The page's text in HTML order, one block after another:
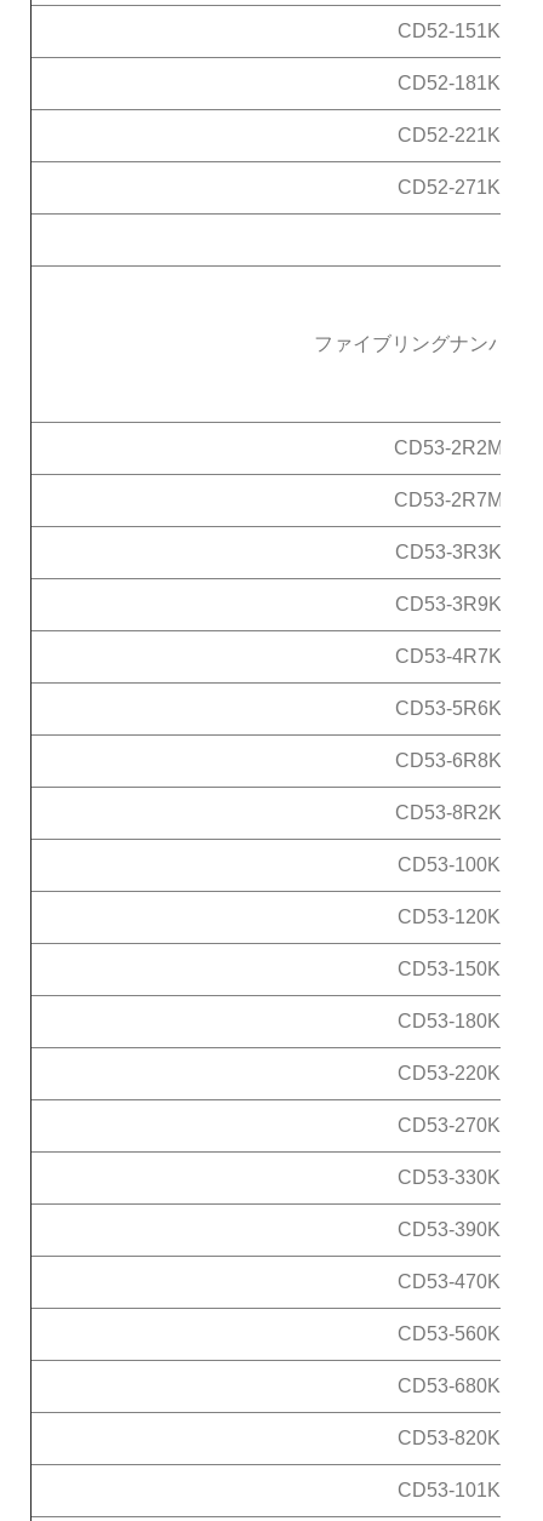
CD52-151K
CD52-181K
CD52-221K
CD52-271K
ファイブリングナンバー
CD53-2R2M
CD53-2R7M
CD53-3R3K
CD53-3R9K
CD53-4R7K
CD53-5R6K
CD53-6R8K
CD53-8R2K
CD53-100K
CD53-120K
CD53-150K
CD53-180K
CD53-220K
CD53-270K
CD53-330K
CD53-390K
CD53-470K
CD53-560K
CD53-680K
CD53-820K
CD53-101K